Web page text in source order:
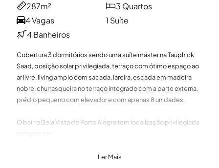
287m²
3 Quartos
4 Vagas
1 Suíte
4 Banheiros
Cobertura 3 dormitórios sendo uma suíte máster na Tauphick
Saad, posição solar privilegiada, terraço com ótimo espaço ao
ar livre, living amplo com sacada, lareira, escada em madeira
nobre, churrasqueira no terraço integrado com a parte externa,
prédio pequeno com elevador e com apenas 8 unidades.
O bairro Bela Vista de Porto Alegre tem localização privilegiada
Ler Mais